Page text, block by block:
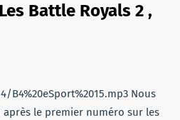
Battle Royals 2 ,
Nous
le premier numéro sur les